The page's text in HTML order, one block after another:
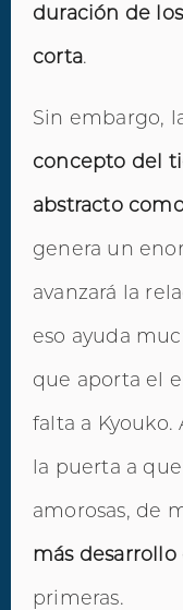
duración de
corta.
Sin embargo,
concepto del
abstracto
genera un
avanzará la
eso ayuda
que aporta el
falta a
la puerta a
amorosas, de
más
primeras.